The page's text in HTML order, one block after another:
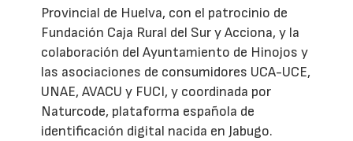
Provincial de Huelva, con el patrocinio de
Fundación Caja Rural del Sur y Acciona, y la
colaboración del Ayuntamiento de Hinojos y
las asociaciones de consumidores UCA-UCE,
UNAE, AVACU y FUCI, y coordinada por
Naturcode, plataforma española de
identificación digital nacida en Jabugo.